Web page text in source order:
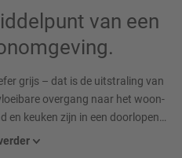
van een
grijs – dat is de uitstraling van
overgang naar het woon-
en keuken zijn in een doorlopend
en zorgen zo voor een